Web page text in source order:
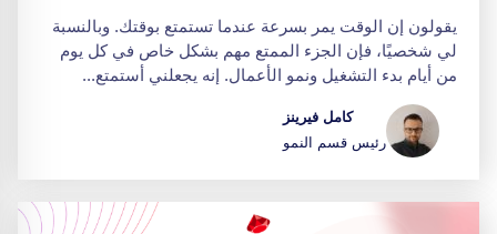
يقولون إن الوقت يمر بسرعة عندما تستمتع بوقتك. وبالنسبة
لي شخصيًا، فإن الجزء الممتع مهم بشكل خاص في كل يوم
من أيام بدء التشغيل ونمو الأعمال. إنه يجعلني أستمتع...
كامل فيرينز
رئيس قسم النمو